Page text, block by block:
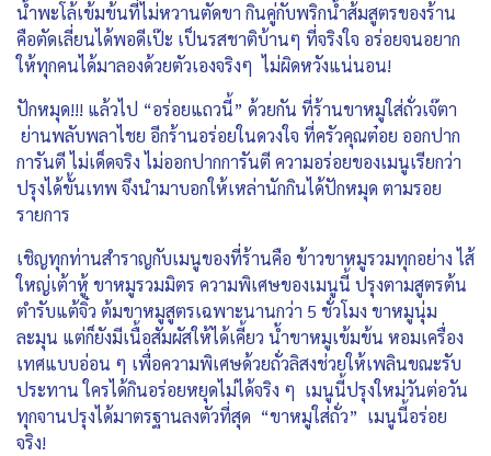
น้ำพะโล้เข้มข้นที่ไม่หวานตัดขา กินคู่กับพริกน้ำส้มสูตรของร้าน
คือตัดเลี่ยนได้พอดีเป๊ะ เป็นรสชาติบ้านๆ ที่จริงใจ อร่อยจนอยาก
ให้ทุกคนได้มาลองด้วยตัวเองจริงๆ ไม่ผิดหวังแน่นอน!
ปักหมุด!!! แล้วไป “อร่อยแถวนี้” ด้วยกัน ที่ร้านขาหมูใส่ถั่วเจ๊ตา
ย่านพลับพลาไชย อีกร้านอร่อยในดวงใจ ที่ครัวคุณต๋อย ออกปาก
การันตี ไม่เด็ดจริง ไม่ออกปากการันตี ความอร่อยของเมนูเรียกว่า
ปรุงได้ขั้นเทพ จึงนำมาบอกให้เหล่านักกินได้ปักหมุด ตามรอย
รายการ
เชิญทุกท่านสำราญกับเมนูของที่ร้านคือ ข้าวขาหมูรวมทุกอย่าง ไส้
ใหญ่เต้าหู้ ขาหมูรวมมิตร ความพิเศษของเมนูนี้ ปรุงตามสูตรต้น
ตำรับแต้จิ๋ว ต้มขาหมูสูตรเฉพาะนานกว่า 5 ชั่วโมง ขาหมูนุ่ม
ละมุน แต่ก็ยังมีเนื้อสัมผัสให้ได้เคี้ยว น้ำขาหมูเข้มข้น หอมเครื่อง
เทศแบบอ่อน ๆ เพื่อความพิเศษด้วยถั่วลิสงช่วยให้เพลินขณะรับ
ประทาน ใครได้กินอร่อยหยุดไม่ได้จริง ๆ เมนูนี้ปรุงใหม่วันต่อวัน
ทุกจานปรุงได้มาตรฐานลงตัวที่สุด “ขาหมูใส่ถั่ว” เมนูนี้อร่อย
จริง!